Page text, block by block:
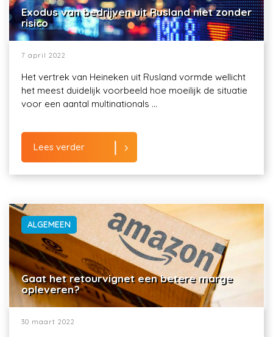
Exodus van bedrijven uit Rusland niet zonder
risico
7 april 2022
Het vertrek van Heineken uit Rusland vormde wellicht
het meest duidelijk voorbeeld hoe moeilijk de situatie
voor een aantal multinationals ...
Lees verder
ALGEMEEN
Gaat het retourvignet een betere marge
opleveren?
30 maart 2022